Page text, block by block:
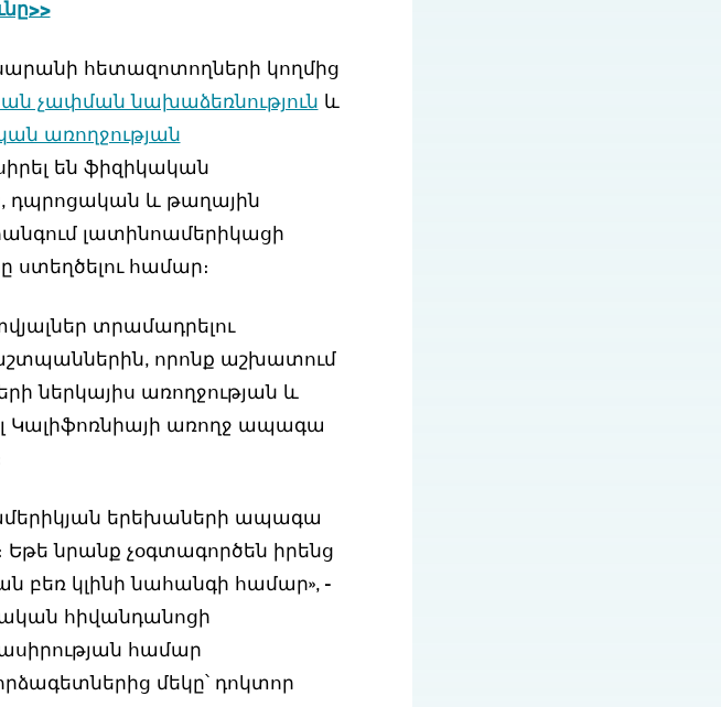
հետազոտողների կողմից
չափման նախաձեռնություն և
առողջության
են ֆիզիկական
դպրոցական և թաղային
լատինոամերիկացի
համար։
տրամադրելու
որոնք աշխատում
ներկայիս առողջության և
Կալիֆոռնիայի առողջ ապագա
երեխաների ապագա
նրանք չօգտագործեն իրենց
բեռ կլինի նահանգի համար», -
հիվանդանոցի
համար
մեկը՝ դոկտոր